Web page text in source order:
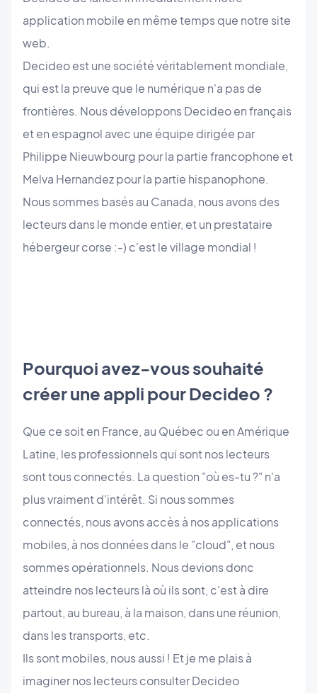
application mobile en même temps que notre site
web.
Decideo est une société véritablement mondiale,
qui est la preuve que le numérique n'a pas de
frontières. Nous développons Decideo en français
et en espagnol avec une équipe dirigée par
Philippe Nieuwbourg pour la partie francophone et
Melva Hernandez pour la partie hispanophone.
Nous sommes basés au Canada, nous avons des
lecteurs dans le monde entier, et un prestataire
hébergeur corse :-) c'est le village mondial !
Pourquoi avez-vous souhaité
créer une appli pour Decideo ?
Que ce soit en France, au Québec ou en Amérique
Latine, les professionnels qui sont nos lecteurs
sont tous connectés. La question "où es-tu ?" n'a
plus vraiment d'intérêt. Si nous sommes
connectés, nous avons accès à nos applications
mobiles, à nos données dans le "cloud", et nous
sommes opérationnels. Nous devions donc
atteindre nos lecteurs là où ils sont, c'est à dire
partout, au bureau, à la maison, dans une réunion,
dans les transports, etc.
Ils sont mobiles, nous aussi ! Et je me plais à
imaginer nos lecteurs consulter Decideo